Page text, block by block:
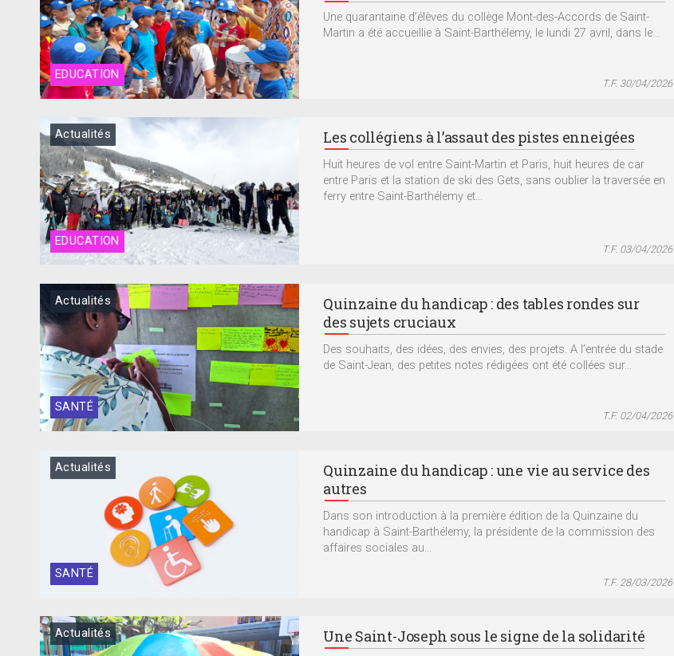
EDUCATION
Une quarantaine d’élèves du collège Mont-des-Accords de Saint-
Martin a été accueillie à Saint-Barthélemy, le lundi 27 avril, dans le...
T.F. 30/04/2026
EDUCATION
Actualités Les collégiens à l’assaut des pistes enneigées
Huit heures de vol entre Saint-Martin et Paris, huit heures de car
entre Paris et la station de ski des Gets, sans oublier la traversée en
ferry entre Saint-Barthélemy et...
T.F. 03/04/2026
SANTÉ
Actualités
Quinzaine du handicap : des tables rondes sur
des sujets cruciaux
Des souhaits, des idées, des envies, des projets. A l’entrée du stade
de Saint-Jean, des petites notes rédigées ont été collées sur...
T.F. 02/04/2026
SANTÉ
Actualités
Quinzaine du handicap : une vie au service des
autres
Dans son introduction à la première édition de la Quinzaine du
handicap à Saint-Barthélemy, la présidente de la commission des
affaires sociales au...
T.F. 28/03/2026
Actualités Une Saint-Joseph sous le signe de la solidarité